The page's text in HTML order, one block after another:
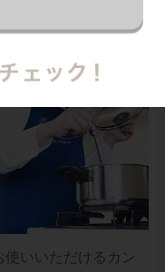
使いいただけるカン